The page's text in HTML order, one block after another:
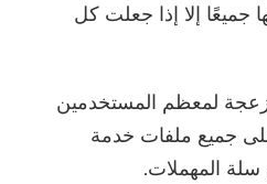
جميعًا إلا إذا جعلت كل
لمعظم المستخدمين
جميع ملفات خدمة